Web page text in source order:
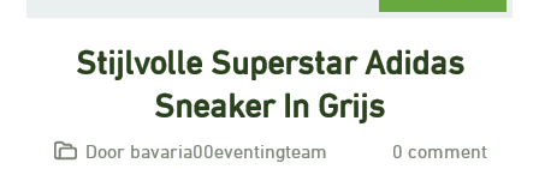
Stijlvolle Superstar Adidas
Sneaker In Grijs
Door bavaria00eventingteam
0 comment